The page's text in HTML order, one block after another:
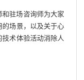
驻场咨询师为大家
的场景，以及关于心
术体验活动消除人